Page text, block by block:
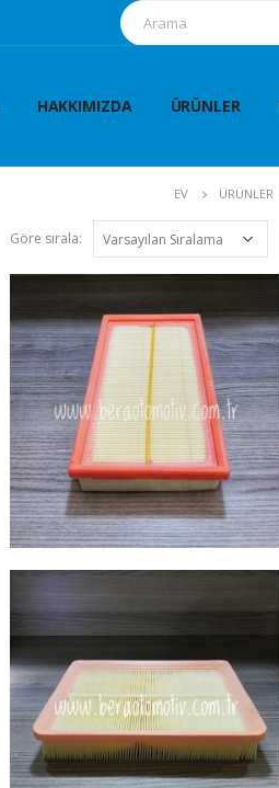
HAKKIMIZDA ÜRÜNLER
EV ÜRÜNLER
Göre sırala: